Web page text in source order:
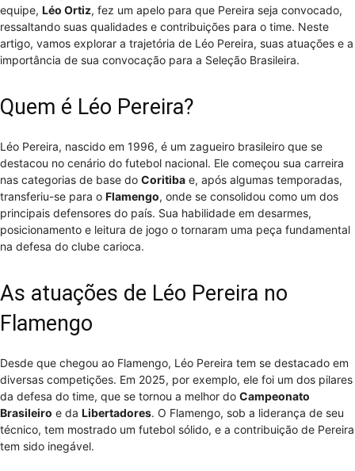
equipe, Léo Ortiz, fez um apelo para que Pereira seja convocado,
ressaltando suas qualidades e contribuições para o time. Neste
artigo, vamos explorar a trajetória de Léo Pereira, suas atuações e a
importância de sua convocação para a Seleção Brasileira.
Quem é Léo Pereira?
Léo Pereira, nascido em 1996, é um zagueiro brasileiro que se
destacou no cenário do futebol nacional. Ele começou sua carreira
nas categorias de base do Coritiba e, após algumas temporadas,
transferiu-se para o Flamengo, onde se consolidou como um dos
principais defensores do país. Sua habilidade em desarmes,
posicionamento e leitura de jogo o tornaram uma peça fundamental
na defesa do clube carioca.
As atuações de Léo Pereira no
Flamengo
Desde que chegou ao Flamengo, Léo Pereira tem se destacado em
diversas competições. Em 2025, por exemplo, ele foi um dos pilares
da defesa do time, que se tornou a melhor do Campeonato
Brasileiro e da Libertadores. O Flamengo, sob a liderança de seu
técnico, tem mostrado um futebol sólido, e a contribuição de Pereira
tem sido inegável.